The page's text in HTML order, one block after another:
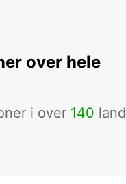
over hele
i over 140 land